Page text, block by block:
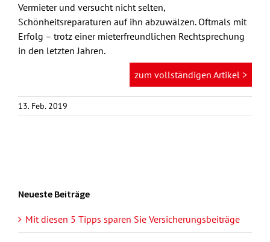
Vermieter und versucht nicht selten,
Schönheitsreparaturen auf ihn abzuwälzen. Oftmals mit
Erfolg – trotz einer mieterfreundlichen Rechtsprechung
in den letzten Jahren.
zum vollständigen Artikel >
13. Feb. 2019
Neueste Beiträge
Mit diesen 5 Tipps sparen Sie Versicherungsbeiträge